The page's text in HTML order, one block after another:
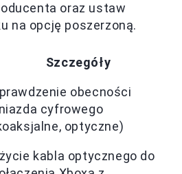
oraz ustaw
na opcję poszerzoną.
Szczegóły
obecności
cyfrowego
optyczne)
kabla optycznego do